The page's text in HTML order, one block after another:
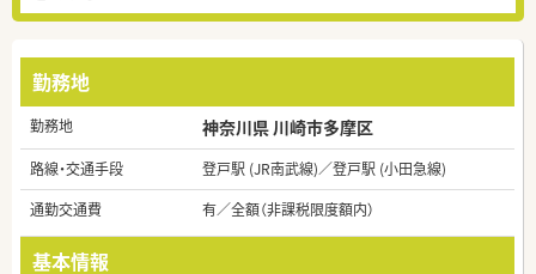
勤務地
勤務地 神奈川県 川崎市多摩区
路線・交通手段
登戸駅 (JR南武線)／登戸駅 (小田急線)
通勤交通費
有／全額（非課税限度額内）
基本情報